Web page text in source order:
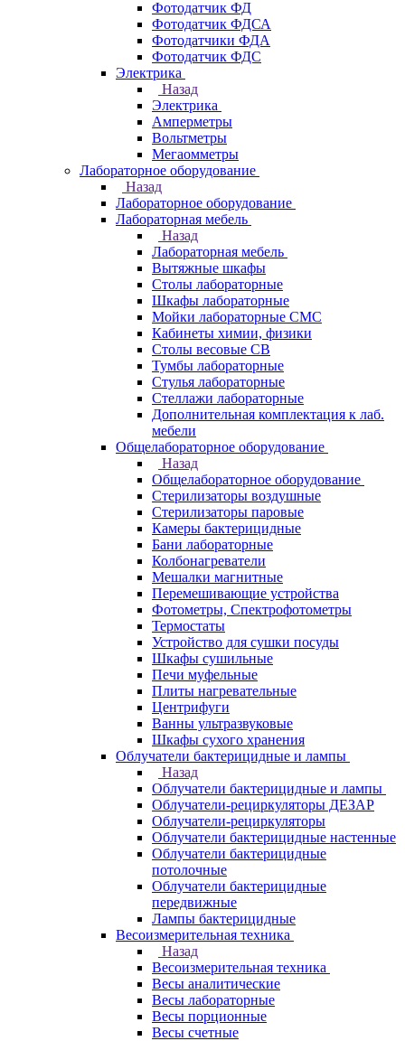
Фотодатчик ФД
Фотодатчик ФДСА
Фотодатчики ФДА
Фотодатчик ФДС
Электрика
Назад
Электрика
Амперметры
Вольтметры
Мегаомметры
Лабораторное оборудование
Назад
Лабораторное оборудование
Лабораторная мебель
Назад
Лабораторная мебель
Вытяжные шкафы
Столы лабораторные
Шкафы лабораторные
Мойки лабораторные СМС
Кабинеты химии, физики
Столы весовые СВ
Тумбы лабораторные
Стулья лабораторные
Стеллажи лабораторные
Дополнительная комплектация к лаб.
мебели
Общелабораторное оборудование
Назад
Общелабораторное оборудование
Стерилизаторы воздушные
Стерилизаторы паровые
Камеры бактерицидные
Бани лабораторные
Колбонагреватели
Мешалки магнитные
Перемешивающие устройства
Фотометры, Спектрофотометры
Термостаты
Устройство для сушки посуды
Шкафы сушильные
Печи муфельные
Плиты нагревательные
Центрифуги
Ванны ультразвуковые
Шкафы сухого хранения
Облучатели бактерицидные и лампы
Назад
Облучатели бактерицидные и лампы
Облучатели-рециркуляторы ДЕЗАР
Облучатели-рециркуляторы
Облучатели бактерицидные настенные
Облучатели бактерицидные
потолочные
Облучатели бактерицидные
передвижные
Лампы бактерицидные
Весоизмерительная техника
Назад
Весоизмерительная техника
Весы аналитические
Весы лабораторные
Весы порционные
Весы счетные